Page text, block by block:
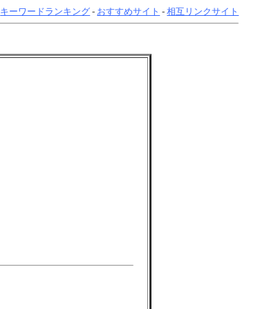
キーワードランキング - おすすめサイト -相互リンクサイト